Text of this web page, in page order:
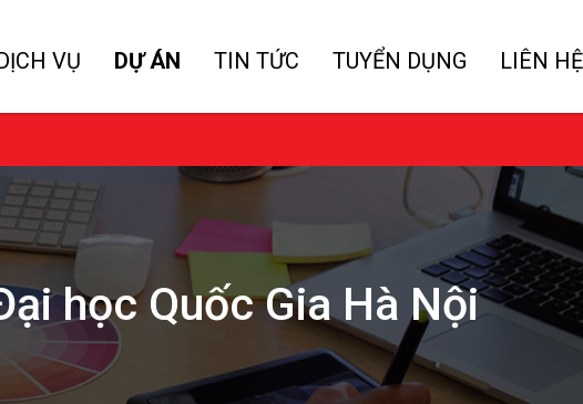
VỤ DỰ ÁN TIN TỨC TUYỂN DỤNG LIÊN HỆ
học Quốc Gia Hà Nội